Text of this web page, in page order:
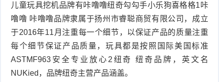
儿童玩具挖机品牌有咔噜噜纽奇勾勾手小乐狗喜格格1咔
噜噜 咔噜噜品牌隶属于扬州市睿聪商贸有限公司，成立
于2016年11月注重每一个细节，以保证产品的质量注重
每个细节保证产品质量，玩具都是按照国际美国标准
ASTMF963安全专业放心2纽奇 纽奇品牌，英文名
NUKied，品牌纽奇主营产品涵盖。